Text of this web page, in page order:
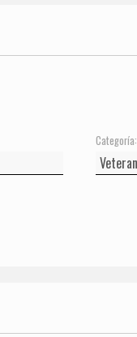
Categoría: